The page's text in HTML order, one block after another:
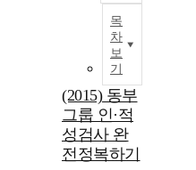
목
차
보
기
(2015) 동부
그룹 인·적
성검사 완
전정복하기